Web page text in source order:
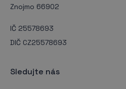
Znojmo 66902
IČ 25578693
DIČ CZ25578693
Sledujte nás